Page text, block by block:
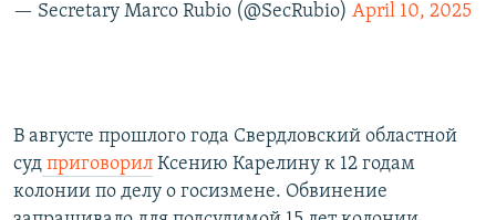
— Secretary Marco Rubio (@SecRubio) April 10, 2025
В августе прошлого года Свердловский областной
суд приговорил Ксению Карелину к 12 годам
колонии по делу о госизмене. Обвинение